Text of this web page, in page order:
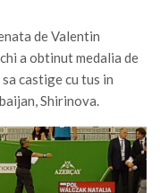
de Valentin
a obtinut medalia de
castige cu tus in
Shirinova.